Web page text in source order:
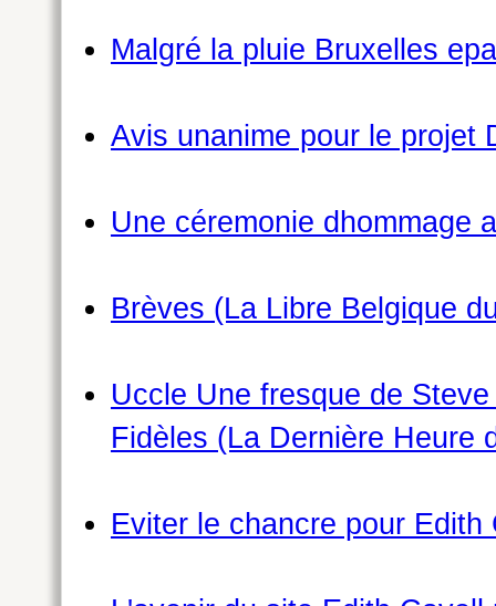
Malgré la pluie Bruxelles
Avis unanime pour le projet
Une céremonie dhommage
Brèves (La Libre Belgique
Uccle Une fresque de
Fidèles (La Dernière Heure
Eviter le chancre pour